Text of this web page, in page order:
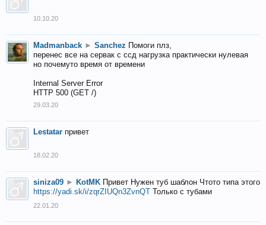
10.10.20
Madmanback ► Sanchez Помоги плз,
перенес все на сервак с ссд нагрузка практически нулевая
но почемуто время от времени
Internal Server Error
HTTP 500 (GET /)
29.03.20
Lestatar привет
18.02.20
siniza09 ► KotMK Привет Нужен туб шаблон Чтото типа этого
https://yadi.sk/i/zqrZIUQn3ZvnQT Только с тубами
22.01.20